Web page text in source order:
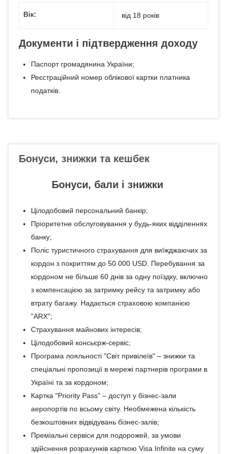
Вік: від 18 років
Документи і підтвердження доходу
Паспорт громадянина України;
Реєстраційний номер облікової картки платника
податків.
Бонуси, знижки та кешбек
Бонуси, бали і знижки
Цілодобовий персональний банкір;
Пріоритетне обслуговування у будь-яких відділеннях
банку;
Поліс туристичного страхування для виїжджаючих за
кордон з покриттям до 50 000 USD. Перебування за
кордоном не більше 60 днів за одну поїздку, включно
з компенсацією за затримку рейсу та затримку або
втрату багажу. Надається страховою компанією
"ARX";
Страхування майнових інтересів;
Цілодобовий консьєрж-сервіс;
Програма лояльності "Світ привілеїв" – знижки та
спеціальні пропозиції в мережі партнерів програми в
Україні та за кордоном;
Картка "Priority Pass" – доступ у бізнес-зали
аеропортів по всьому світу. Необмежена кількість
безкоштовних відвідувань бізнес-залів;
Преміальні сервіси для подорожей, за умови
здійснення розрахунків карткою Visa Infinite на суму